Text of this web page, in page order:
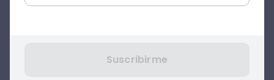
Suscribirme